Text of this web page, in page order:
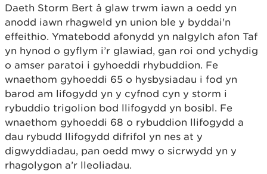
Daeth Storm Bert â glaw trwm iawn a oedd yn
anodd iawn rhagweld yn union ble y byddai'n
effeithio. Ymatebodd afonydd yn nalgylch afon Taf
yn hynod o gyflym i’r glawiad, gan roi ond ychydig
o amser paratoi i gyhoeddi rhybuddion. Fe
wnaethom gyhoeddi 65 o hysbysiadau i fod yn
barod am lifogydd yn y cyfnod cyn y storm i
rybuddio trigolion bod llifogydd yn bosibl. Fe
wnaethom gyhoeddi 68 o rybuddion llifogydd a
dau rybudd llifogydd difrifol yn nes at y
digwyddiadau, pan oedd mwy o sicrwydd yn y
rhagolygon a’r lleoliadau.